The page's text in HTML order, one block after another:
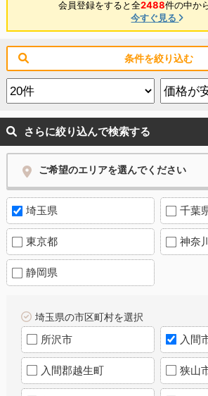
会員登録をすると全2488件の中か
今すぐ見る
条件を絞り込む
さらに絞り込んで検索する
ご希望のエリアを選んでください
埼玉県 千葉
東京都 神奈
静岡県
埼玉県の市区町村を選択
所沢市 入間
入間郡越生町 狭山